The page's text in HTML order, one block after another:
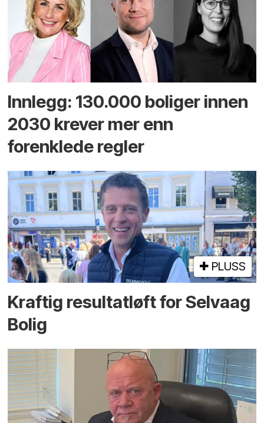
Innlegg: 130.000 boliger innen
2030 krever mer enn
forenklede regler
PLUSS
Kraftig resultatløft for Selvaag
Bolig